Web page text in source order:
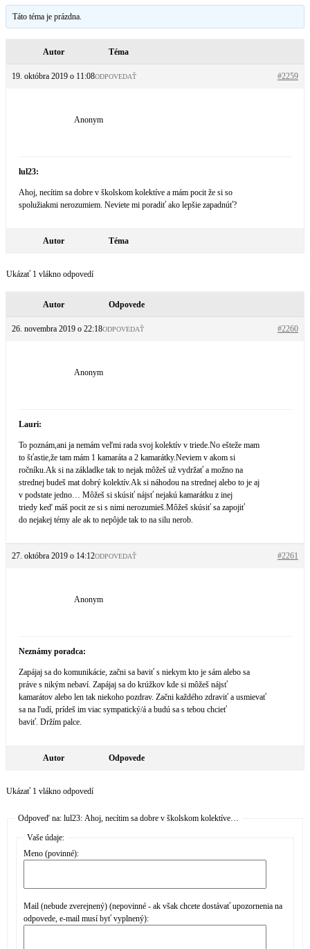
Táto téma je prázdna.
Autor Téma
19. októbra 2019 o 11:08 #2259
ODPOVEDAŤ
Anonym
lul23:
Ahoj, necítim sa dobre v školskom kolektíve a mám pocit že si so
spolužiakmi nerozumiem. Neviete mi poradiť ako lepšie zapadnúť?
Autor Téma
Ukázať 1 vlákno odpovedí
Autor Odpovede
26. novembra 2019 o 22:18 #2260
ODPOVEDAŤ
Anonym
Lauri:
To poznám,ani ja nemám veľmi rada svoj kolektív v triede.No ešteže mam
to šťastie,že tam mám 1 kamaráta a 2 kamarátky.Neviem v akom si
ročníku.Ak si na základke tak to nejak môžeš už vydržať a možno na
strednej budeš mat dobrý kolektív.Ak si náhodou na strednej alebo to je aj
v podstate jedno… Môžeš si skúsiť nájsť nejakú kamarátku z inej
triedy keď máš pocit ze si s nimi nerozumieš.Môžeš skúsiť sa zapojiť
do nejakej témy ale ak to nepôjde tak to na silu nerob.
27. októbra 2019 o 14:12 #2261
ODPOVEDAŤ
Anonym
Neznámy poradca:
Zapájaj sa do komunikácie, začni sa baviť s niekym kto je sám alebo sa
práve s nikým nebaví. Zapájaj sa do krúžkov kde si môžeš nájsť
kamarátov alebo len tak niekoho pozdrav. Začni každého zdraviť a usmievať
sa na ľudí, prídeš im viac sympatický/á a budú sa s tebou chcieť
baviť. Držím palce.
Autor Odpovede
Ukázať 1 vlákno odpovedí
Odpoveď na: lul23: Ahoj, necítim sa dobre v školskom kolektíve…
Vaše údaje:
Meno (povinné):
Mail (nebude zverejnený) (nepovinné - ak však chcete dostávať upozornenia na
odpovede, e-mail musí byť vyplnený):